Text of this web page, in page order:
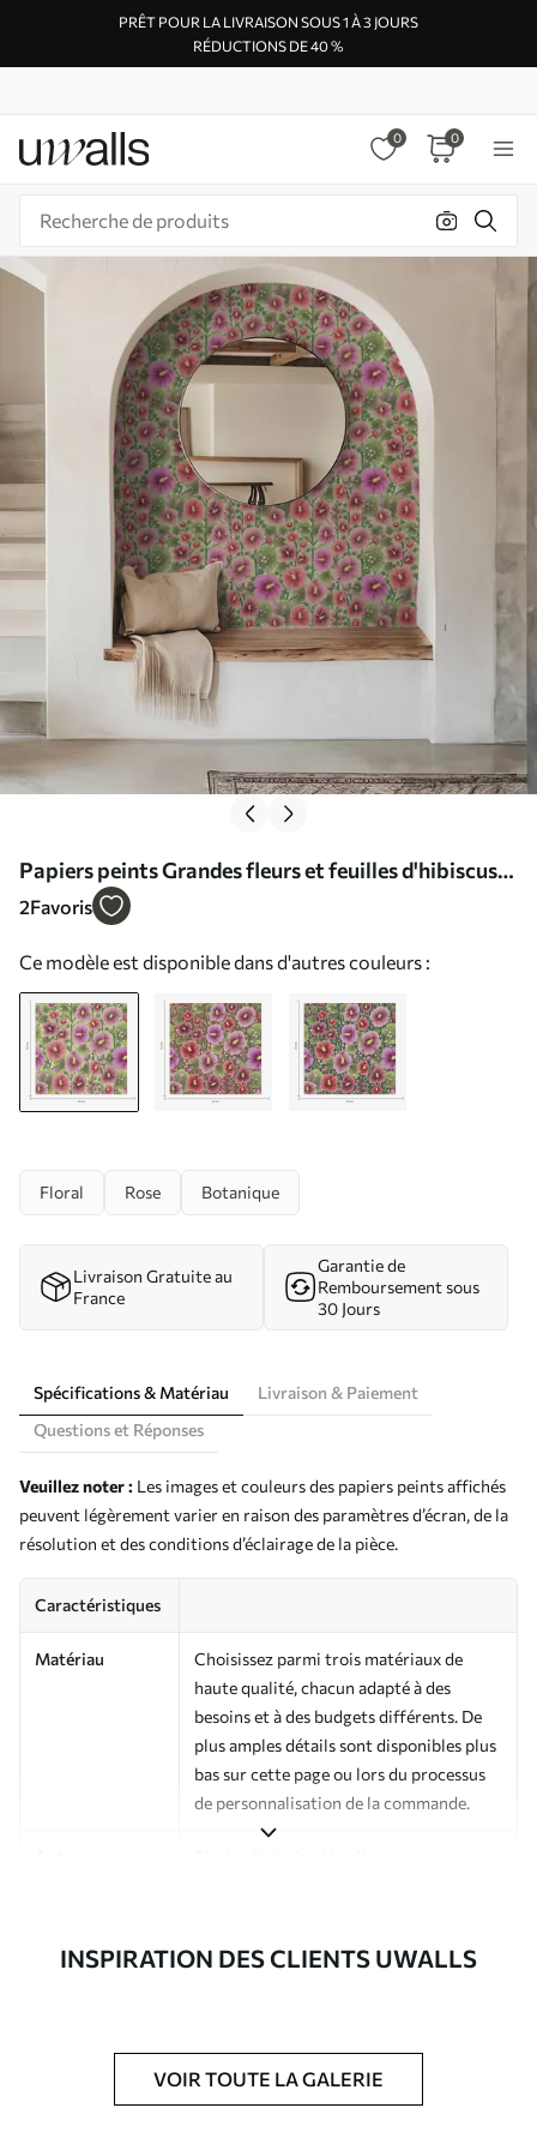
PRÊT POUR LA LIVRAISON SOUS 1 À 3 JOURS
RÉDUCTIONS DE 40 %
0 0
Papiers peints Grandes fleurs et feuilles d'hibiscus
sur fond vert foncé Nr. a00993
2Favoris
Ce modèle est disponible dans d'autres couleurs :
Floral Rose Botanique
Livraison Gratuite au
France
Garantie de
Remboursement sous
30 Jours
Spécifications & Matériau
Livraison & Paiement
Questions et Réponses
Veuillez noter : Les images et couleurs des papiers peints affichés
peuvent légèrement varier en raison des paramètres d’écran, de la
résolution et des conditions d’éclairage de la pièce.
Caractéristiques
Matériau
Choisissez parmi trois matériaux de
haute qualité, chacun adapté à des
besoins et à des budgets différents. De
plus amples détails sont disponibles plus
bas sur cette page ou lors du processus
de personnalisation de la commande.
Finition Semi-mate
Vernis protecteur et/ou colle pour
INSPIRATION DES CLIENTS UWALLS
VOIR TOUTE LA GALERIE